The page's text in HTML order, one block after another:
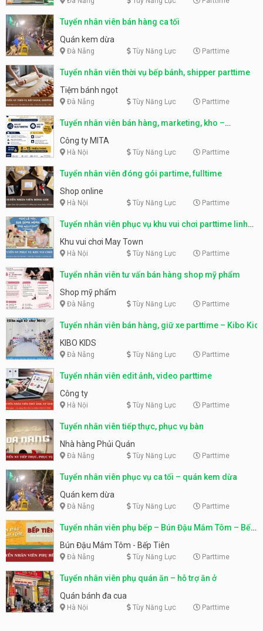
Tuyển nhân viên bán hàng ca tối
Quán kem dừa
Đà Nẵng Tùy Năng Lực Parttime
Tuyển nhân viên thời vụ bếp bánh, shipper parttime
Tiệm bánh ngọt
Đà Nẵng Tùy Năng Lực Parttime
Tuyển nhân viên bán hàng, marketing, kho –
parttime, fulltime
Công ty MITA
Hà Nội Tùy Năng Lực Parttime
Tuyển nhân viên đóng gói partime, fulltime
Shop online
Hà Nội Tùy Năng Lực Parttime
Tuyển nhân viên phục vụ khu vui chơi parttime linh
động
Khu vui chơi May Town
Hà Nội Tùy Năng Lực Parttime
Tuyển nhân viên tư vấn bán hàng shop mỹ phẩm
Shop mỹ phẩm
Đà Nẵng Tùy Năng Lực Parttime
Tuyển nhân viên bán hàng, giữ xe parttime – Kibo Kid
KIBO KIDS
Đà Nẵng Tùy Năng Lực Parttime
Tuyển nhân viên edit ảnh, video parttime
Công ty
Hà Nội Tùy Năng Lực Parttime
Tuyển nhân viên tiếp thực, phục vụ bàn
Nhà hàng Phủi Quán
Đà Nẵng Tùy Năng Lực Parttime
Tuyển nhân viên phục vụ ca tối – quán kem dừa
Quán kem dừa
Đà Nẵng Tùy Năng Lực Parttime
Tuyển nhân viên phụ bếp – Bún Đậu Mắm Tôm – Bếp
Tiên
Bún Đậu Mắm Tôm - Bếp Tiên
Đà Nẵng Tùy Năng Lực Parttime
Tuyển nhân viên phụ quán ăn – hỗ trợ ăn ở
Quán bánh đa cua
Hà Nội Tùy Năng Lực Parttime